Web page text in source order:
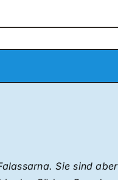
Sie sind